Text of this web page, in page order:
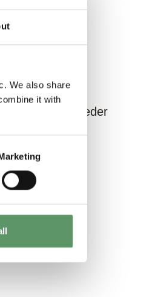
We also share
it with
af
og virksomheder